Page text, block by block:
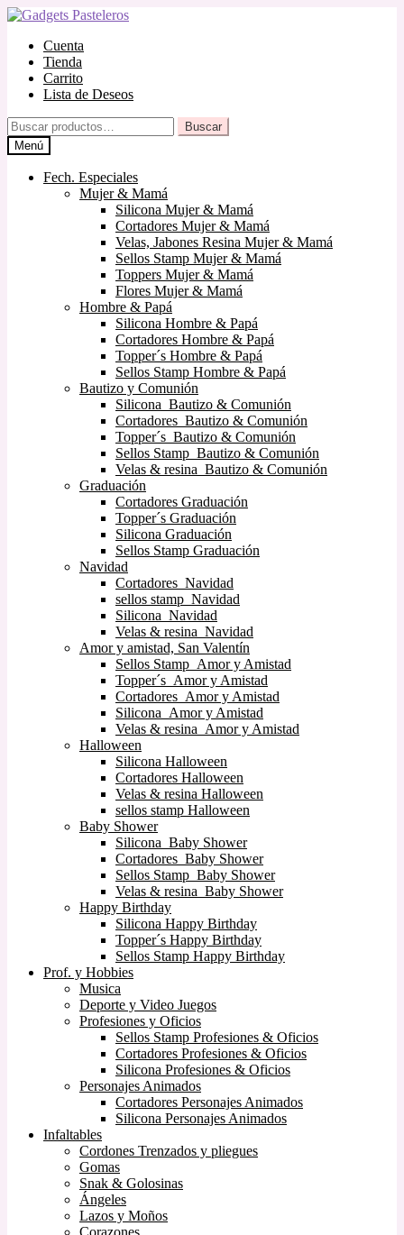
Ir
navegación
Ir
contenidoCuenta
Tienda
Carrito
Lista de Deseos
Buscar
por:
Buscar
Menú
Fech. Especiales
Mujer & Mamá
Silicona Mujer & Mamá
Cortadores Mujer & Mamá
Velas, Jabones Resina Mujer & Mamá
Sellos Stamp Mujer & Mamá
Toppers Mujer & Mamá
Flores Mujer & Mamá
Hombre & Papá
Silicona Hombre & Papá
Cortadores Hombre & Papá
Topper´s Hombre & Papá
Sellos Stamp Hombre & Papá
Bautizo y Comunión
Silicona Bautizo & Comunión
Cortadores Bautizo & Comunión
Topper´s Bautizo & Comunión
Sellos Stamp Bautizo & Comunión
Velas & resina Bautizo & Comunión
Graduación
Cortadores Graduación
Topper´s Graduación
Silicona Graduación
Sellos Stamp Graduación
Navidad
Cortadores Navidad
sellos stamp Navidad
Silicona Navidad
Velas & resina Navidad
Amor y amistad, San Valentín
Sellos Stamp Amor y Amistad
Topper´s Amor y Amistad
Cortadores Amor y Amistad
Silicona Amor y Amistad
Velas & resina Amor y Amistad
Halloween
Silicona Halloween
Cortadores Halloween
Velas & resina Halloween
sellos stamp Halloween
Baby Shower
Silicona Baby Shower
Cortadores Baby Shower
Sellos Stamp Baby Shower
Velas & resina Baby Shower
Happy Birthday
Silicona Happy Birthday
Topper´s Happy Birthday
Sellos Stamp Happy Birthday
Prof. y Hobbies
Musica
Deporte y Video Juegos
Profesiones y Oficios
Sellos Stamp Profesiones & Oficios
Cortadores Profesiones & Oficios
Silicona Profesiones & Oficios
Personajes Animados
Cortadores Personajes Animados
Silicona Personajes Animados
Infaltables
Cordones Trenzados y pliegues
Gomas
Snak & Golosinas
Ángeles
Lazos y Moños
Corazones